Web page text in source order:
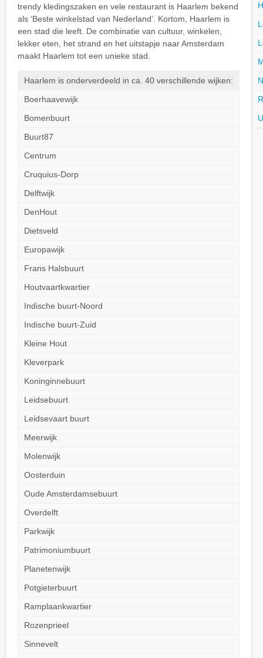
trendy kledingszaken en vele restaurant is Haarlem bekend
als ‘Beste winkelstad van Nederland’. Kortom, Haarlem is
een stad die leeft. De combinatie van cultuur, winkelen,
lekker eten, het strand en het uitstapje naar Amsterdam
maakt Haarlem tot een unieke stad.
Haarlem is onderverdeeld in ca. 40 verschillende wijken:
Boerhaavewijk
Bomenbuurt
Buurt87
Centrum
Cruquius-Dorp
Delftwijk
DenHout
Dietsveld
Europawijk
Frans Halsbuurt
Houtvaartkwartier
Indische buurt-Noord
Indische buurt-Zuid
Kleine Hout
Kleverpark
Koninginnebuurt
Leidsebuurt
Leidsevaart buurt
Meerwijk
Molenwijk
Oosterduin
Oude Amsterdamsebuurt
Overdelft
Parkwijk
Patrimoniumbuurt
Planetenwijk
Potgieterbuurt
Ramplaankwartier
Rozenprieel
Sinnevelt